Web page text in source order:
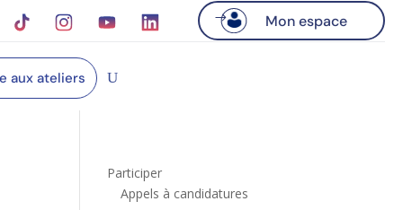
Mon espace
aux ateliers
Participer
Appels à candidatures